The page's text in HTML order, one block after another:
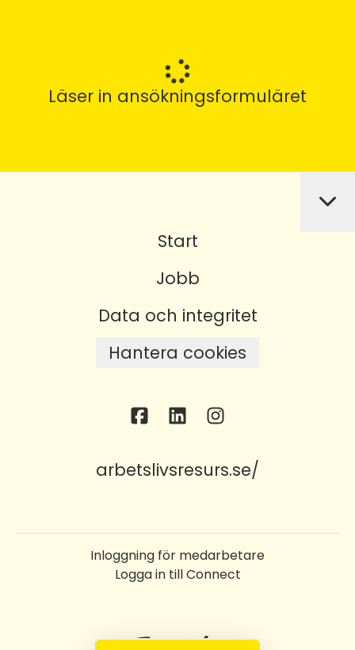
Läser in ansökningsformuläret
Start
Jobb
Data och integritet
Hantera cookies
arbetslivsresurs.se/
Inloggning för medarbetare
Logga in till Connect